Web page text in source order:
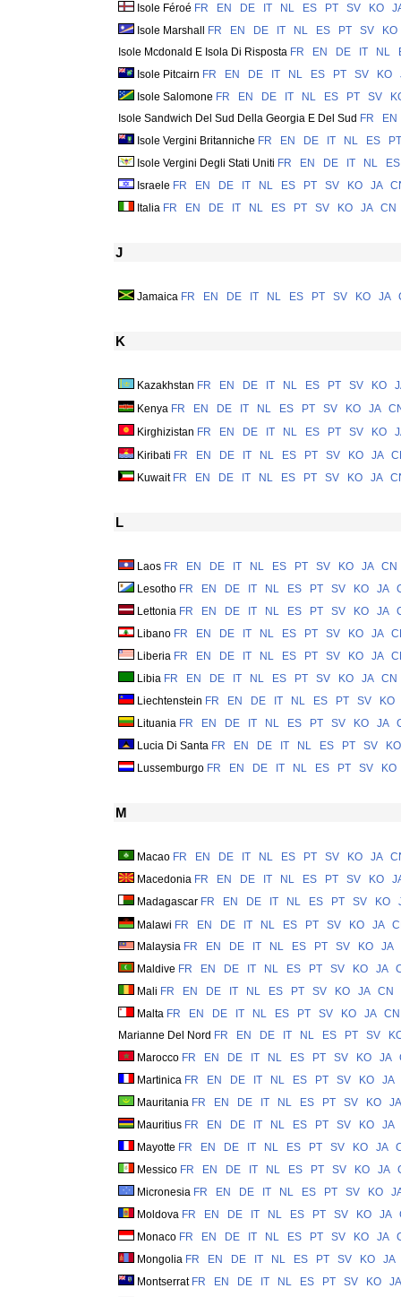
Isole Féroé FR EN DE IT NL ES PT SV KO
Isole Marshall
FR EN DE IT NL ES PT SV
KO
Isole Mcdonald E Isola Di Risposta FR EN DE IT NL
Isole Pitcairn FR EN DE IT NL ES PT SV KO
Isole Salomone FR EN DE IT NL ES PT SV
Isole Sandwich Del Sud Della Georgia E Del Sud FR
EN
Isole Vergini Britanniche FR EN DE IT NL ES
PT
Isole Vergini Degli Stati Uniti FR EN DE IT NL
ES
Israele FR EN DE IT NL ES PT SV KO JA
Italia FR EN DE IT NL ES PT SV KO JA CN
J
Jamaica FR EN DE IT NL ES PT SV KO JA
K
Kazakhstan FR EN DE IT NL ES PT SV KO
Kenya FR EN DE IT NL ES PT SV KO JA
Kirghizistan FR EN DE IT NL ES PT SV KO
Kiribati FR EN DE IT NL ES PT SV KO JA
Kuwait FR EN DE IT NL ES PT SV KO JA
L
Laos FR EN DE IT NL ES PT SV KO JA
CN
Lesotho FR EN DE IT NL ES PT SV KO JA
Lettonia FR EN DE IT NL ES PT SV KO JA
Libano FR EN DE IT NL ES PT SV KO JA
Liberia FR EN DE IT NL ES PT SV KO JA
Libia FR EN DE IT NL ES PT SV KO JA
CN
Liechtenstein FR EN DE IT NL ES PT SV
KO
Lituania FR EN DE IT NL ES PT SV KO JA
Lucia Di Santa FR EN DE IT NL ES PT SV
KO
Lussemburgo FR EN DE IT NL ES PT SV KO
M
Macao FR EN DE IT NL ES PT SV KO JA
Macedonia FR EN DE IT NL ES PT SV KO
Madagascar FR EN DE IT NL ES PT SV KO
Malawi FR EN DE IT NL ES PT SV KO JA
Malaysia FR EN DE IT NL ES PT SV KO
JA
Maldive FR EN DE IT NL ES PT SV KO JA
Mali FR EN DE IT NL ES PT SV KO JA
CN
Malta FR EN DE IT NL ES PT SV KO JA
CN
Marianne Del Nord FR EN DE IT NL ES PT SV
Marocco FR EN DE IT NL ES PT SV KO JA
Martinica FR EN DE IT NL ES PT SV KO
JA
Mauritania FR EN DE IT NL ES PT SV KO
JA
Mauritius FR EN DE IT NL ES PT SV KO
JA
Mayotte FR EN DE IT NL ES PT SV KO JA
Messico FR EN DE IT NL ES PT SV KO JA
Micronesia FR EN DE IT NL ES PT SV KO
Moldova FR EN DE IT NL ES PT SV KO JA
Monaco FR EN DE IT NL ES PT SV KO JA
Mongolia FR EN DE IT NL ES PT SV KO
JA
Montserrat FR EN DE IT NL ES PT SV KO
JA